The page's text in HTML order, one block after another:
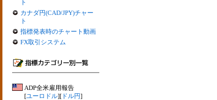
ト
カナダ円(CAD/JPY)チャー
ト
指標発表時のチャート動画
FX取引システム
ADP全米雇用報告
[ユーロドル][ ドル円]